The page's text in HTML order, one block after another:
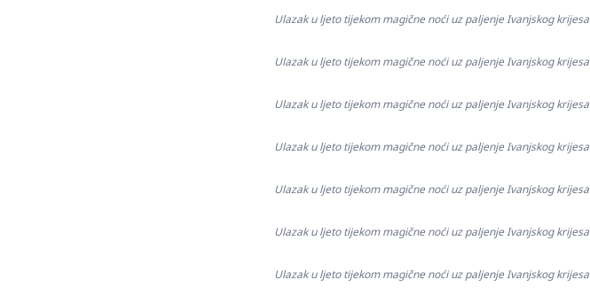
Ulazak u ljeto tijekom magične noći uz paljenje Ivanjskog krijesa
Ulazak u ljeto tijekom magične noći uz paljenje Ivanjskog krijesa
Ulazak u ljeto tijekom magične noći uz paljenje Ivanjskog krijesa
Ulazak u ljeto tijekom magične noći uz paljenje Ivanjskog krijesa
Ulazak u ljeto tijekom magične noći uz paljenje Ivanjskog krijesa
Ulazak u ljeto tijekom magične noći uz paljenje Ivanjskog krijesa
Ulazak u ljeto tijekom magične noći uz paljenje Ivanjskog krijesa